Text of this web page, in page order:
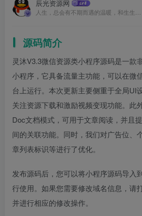
辰光资源网
源码简介
灵沐V3.3微信资源类小程序源码是一款
小程序，它具备流量主功能，可以在微
台上运行。本次更新主要侧重于全局UI
关注资源下载和激励视频变现功能。此
Doc文档模式，可用于文章阅读，并且
间的关联功能。同时，我们对广告位、
章列表标识等进行了优化。
发布源码后，您可以将小程序源码导入
行使用。如果您需要修改域名信息，请
并进行相应的修改操作。